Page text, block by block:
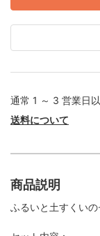
通常 1 ～ 3 営業日
送料について
商品説明
ふるいと土すくいの